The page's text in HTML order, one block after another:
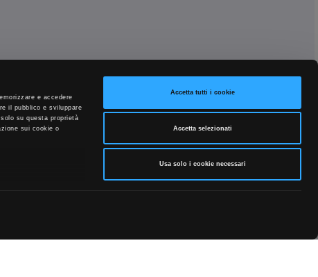
e accedere
il pubblico e sviluppare
su questa proprietà
sui cookie o
Accetta tutti i cookie
Accetta selezionati
Usa solo i cookie necessari